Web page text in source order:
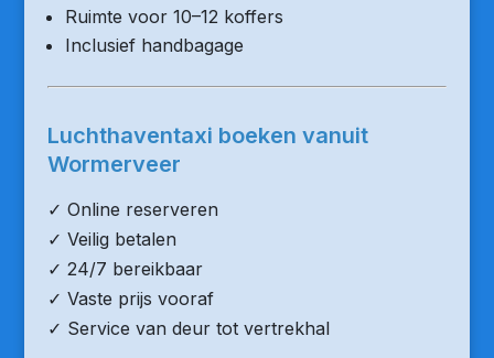
Ruimte voor 10–12 koffers
Inclusief handbagage
Luchthaventaxi boeken vanuit
Wormerveer
✓ Online reserveren
✓ Veilig betalen
✓ 24/7 bereikbaar
✓ Vaste prijs vooraf
✓ Service van deur tot vertrekhal